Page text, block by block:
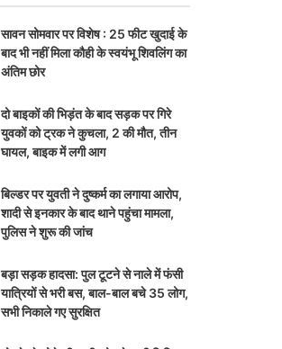
सावन सोमवार पर विशेष : 25 फीट खुदाई के
बाद भी नहीं मिला कौही के स्वयंभू शिवलिंग का
अंतिम छोर
दो बाइकों की भिड़ंत के बाद सड़क पर गिरे
युवकों को ट्रक ने कुचला, 2 की मौत, तीन
घायल, बाइक में लगी आग
बिल्डर पर युवती ने दुष्कर्म का लगाया आरोप,
शादी से इनकार के बाद थाने पहुंचा मामला,
पुलिस ने शुरू की जांच
बड़ा सड़क हादसा: पुल टूटने से नाले में फंसी
यात्रियों से भरी बस, बाल-बाल बचे 35 लोग,
सभी निकाले गए सुरक्षित